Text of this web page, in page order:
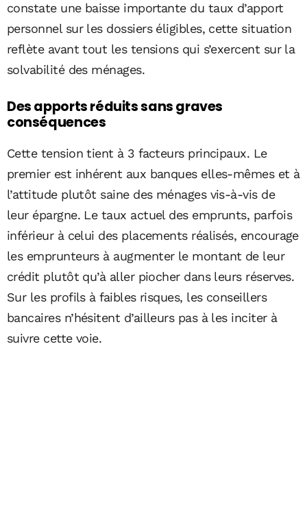
constate une baisse importante du taux d’apport
personnel sur les dossiers éligibles, cette situation
reflète avant tout les tensions qui s’exercent sur la
solvabilité des ménages.
Des apports réduits sans graves
conséquences
Cette tension tient à 3 facteurs principaux. Le
premier est inhérent aux banques elles-mêmes et à
l’attitude plutôt saine des ménages vis-à-vis de
leur épargne. Le taux actuel des emprunts, parfois
inférieur à celui des placements réalisés, encourage
les emprunteurs à augmenter le montant de leur
crédit plutôt qu’à aller piocher dans leurs réserves.
Sur les profils à faibles risques, les conseillers
bancaires n’hésitent d’ailleurs pas à les inciter à
suivre cette voie.